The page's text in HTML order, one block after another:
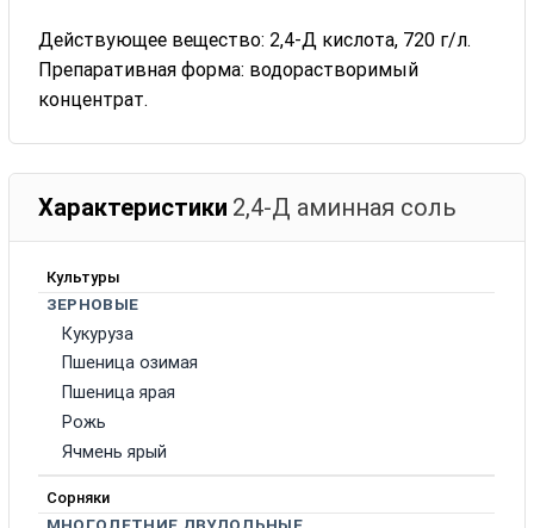
Действующее вещество: 2,4-Д кислота, 720 г/л.
Препаративная форма: водорастворимый
концентрат.
Характеристики 2,4-Д аминная соль
Культуры
ЗЕРНОВЫЕ
Кукуруза
Пшеница озимая
Пшеница ярая
Рожь
Ячмень ярый
Сорняки